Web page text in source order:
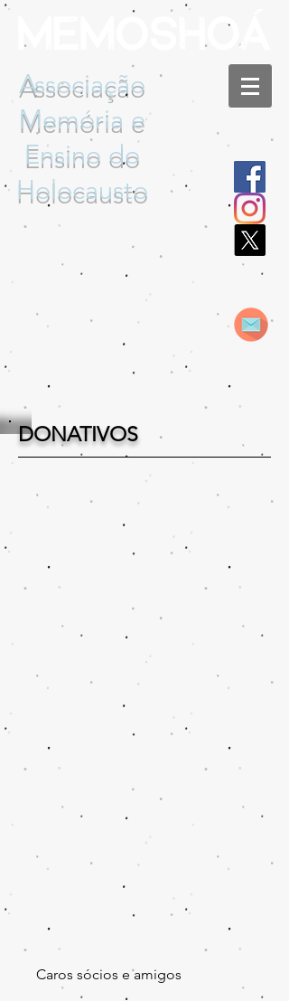
Associação
Memória e
Ensino do
Holocausto
DONATIVOS
Caros sócios e amigos